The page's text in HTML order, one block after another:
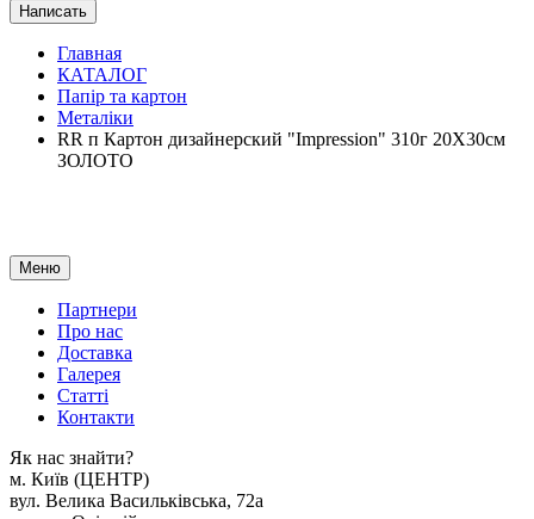
Написать
Главная
КАТАЛОГ
Папір та картон
Металіки
RR п Картон дизайнерский "Impression" 310г 20Х30см
ЗОЛОТО
Меню
Партнери
Про нас
Доставка
Галерея
Статтi
Контакти
Як наc знайти?
м. Киïв (ЦЕНТР)
вул. Велика Васильківська, 72а